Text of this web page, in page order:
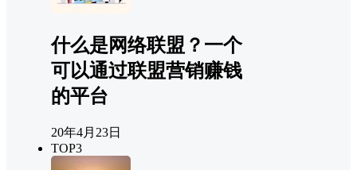
什么是网络联盟？一个
可以通过联盟营销赚钱
的平台
20年4月23日
TOP3